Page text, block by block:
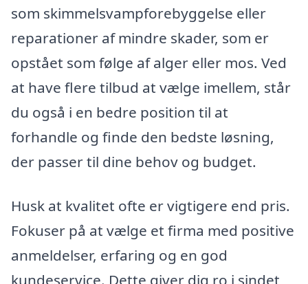
som skimmelsvampforebyggelse eller
reparationer af mindre skader, som er
opstået som følge af alger eller mos. Ved
at have flere tilbud at vælge imellem, står
du også i en bedre position til at
forhandle og finde den bedste løsning,
der passer til dine behov og budget.
Husk at kvalitet ofte er vigtigere end pris.
Fokuser på at vælge et firma med positive
anmeldelser, erfaring og en god
kundeservice. Dette giver dig ro i sindet